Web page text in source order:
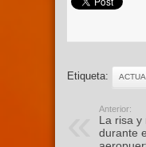
Etiqueta:
Anterior:
La risa y
durante